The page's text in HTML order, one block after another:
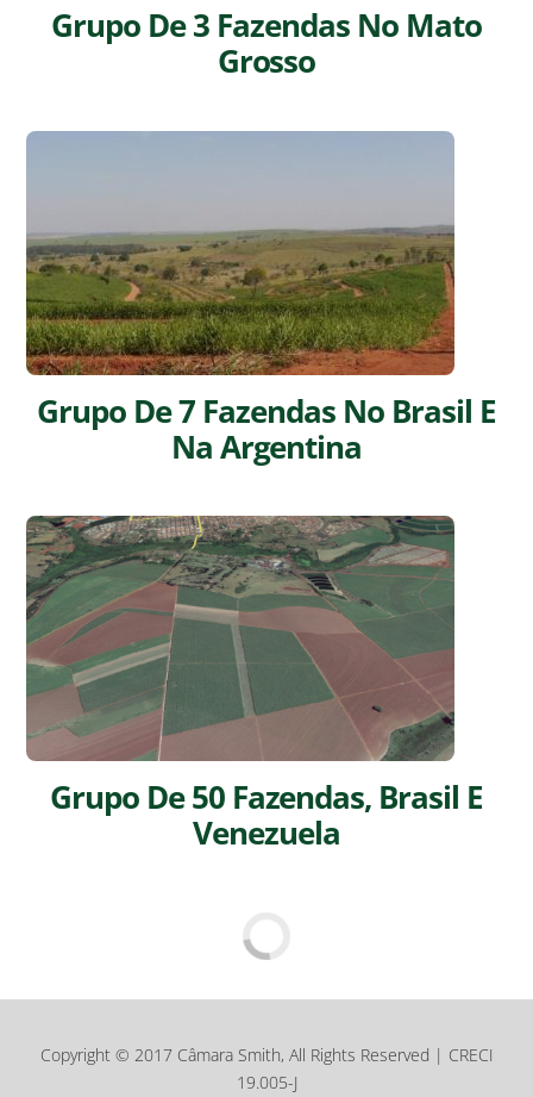
Grupo De 3 Fazendas No Mato
Grosso
Grupo De 7 Fazendas No Brasil E
Na Argentina
Grupo De 50 Fazendas, Brasil E
Venezuela
Copyright © 2017 Câmara Smith, All Rights Reserved | CRECI
19.005-J